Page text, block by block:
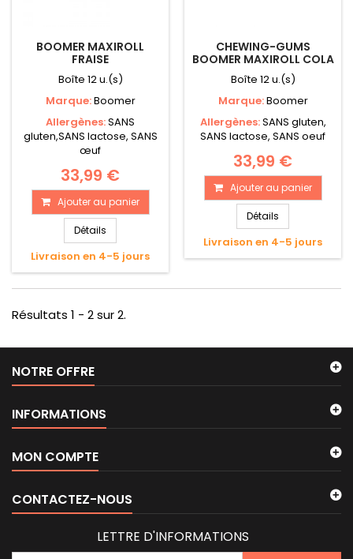
BOOMER MAXIROLL
FRAISE
Boîte 12 u.(s)
Marque:Boomer
Allergènes:SANS
gluten,SANS lactose, SANS
œuf
33,99 €
Ajouter au panier
Détails
Livraison en 4-5 jours
CHEWING-GUMS
BOOMER MAXIROLL COLA
Boîte 12 u.(s)
Marque:Boomer
Allergènes:SANS gluten,
SANS lactose, SANS oeuf
33,99 €
Ajouter au panier
Détails
Livraison en 4-5 jours
Résultats 1 - 2 sur 2.
NOTRE OFFRE
INFORMATIONS
MON COMPTE
CONTACTEZ-NOUS
LETTRE D'INFORMATIONS